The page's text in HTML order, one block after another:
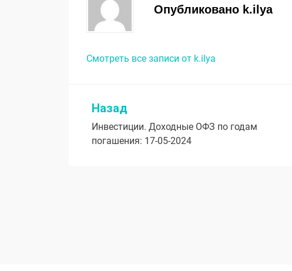
Опубликовано k.ilya
Смотреть все записи от k.ilya
Навигация
по
Назад
Инвестиции. Доходные ОФЗ по годам
погашения: 17-05-2024